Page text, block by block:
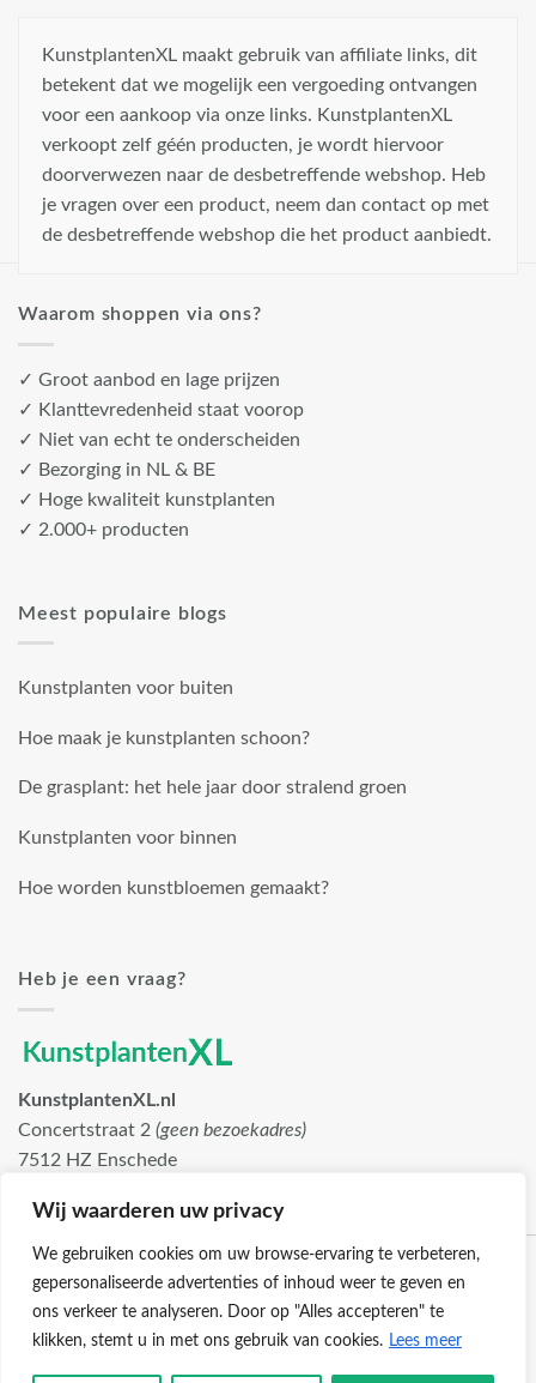
Wij waarderen uw privacy
We gebruiken cookies om uw browse-ervaring te verbeteren,
gepersonaliseerde advertenties of inhoud weer te geven en
ons verkeer te analyseren. Door op "Alles accepteren" te
klikken, stemt u in met ons gebruik van cookies. Lees meer
KunstplantenXL maakt gebruik van affiliate links, dit
betekent dat we mogelijk een vergoeding ontvangen
voor een aankoop via onze links. KunstplantenXL
verkoopt zelf géén producten, je wordt hiervoor
doorverwezen naar de desbetreffende webshop. Heb
je vragen over een product, neem dan contact op met
de desbetreffende webshop die het product aanbiedt.
Waarom shoppen via ons?
✓ Groot aanbod en lage prijzen
✓ Klanttevredenheid staat voorop
✓ Niet van echt te onderscheiden
✓ Bezorging in NL & BE
✓ Hoge kwaliteit kunstplanten
✓ 2.000+ producten
Meest populaire blogs
Kunstplanten voor buiten
Hoe maak je kunstplanten schoon?
De grasplant: het hele jaar door stralend groen
Kunstplanten voor binnen
Hoe worden kunstbloemen gemaakt?
Heb je een vraag?
KunstplantenXL.nl
Concertstraat 2 (geen bezoekadres)
7512 HZ Enschede